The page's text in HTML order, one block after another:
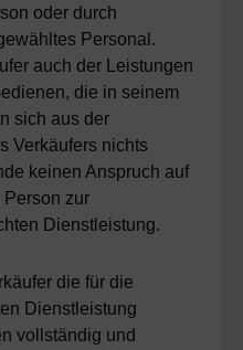
oder durch
Personal.
auch der Leistungen
die in seinem
sich aus der
Verkäufers nichts
keinen Anspruch auf
zur
Dienstleistung.
die für die
Dienstleistung
vollständig und